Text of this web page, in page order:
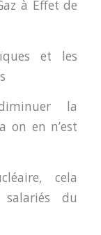
à Effet de
et les
la
on en n’est
cela
du